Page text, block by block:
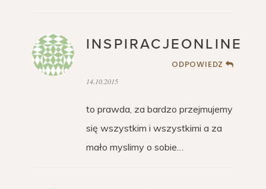
INSPIRACJEONLINE
ODPOWIEDZ
14.10.2015
to prawda, za bardzo przejmujemy
się wszystkim i wszystkimi a za
mało myslimy o sobie…